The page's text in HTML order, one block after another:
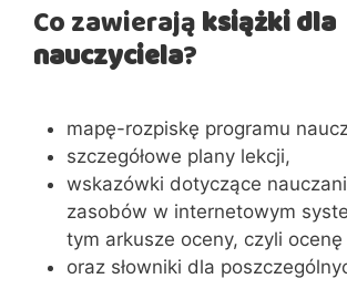
Co zawierająksiążki dla
nauczyciela?
mapę-rozpiskę programu
szczegółowe plany lekcji,
wskazówki dotyczące
zasobów w internetowym
tym arkusze oceny, czyli
oraz słowniki dla